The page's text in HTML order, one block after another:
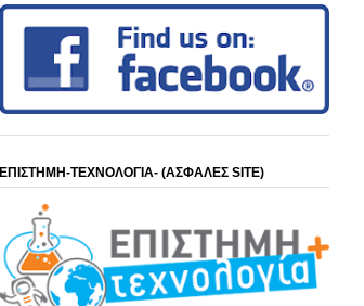
ΕΠΙΣΤΗΜΗ-ΤΕΧΝΟΛΟΓΙΑ- (ΑΣΦΑΛΕΣ SITE)